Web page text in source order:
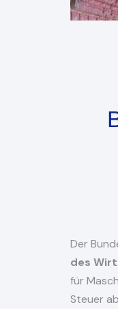
Der
des
für
Steuer